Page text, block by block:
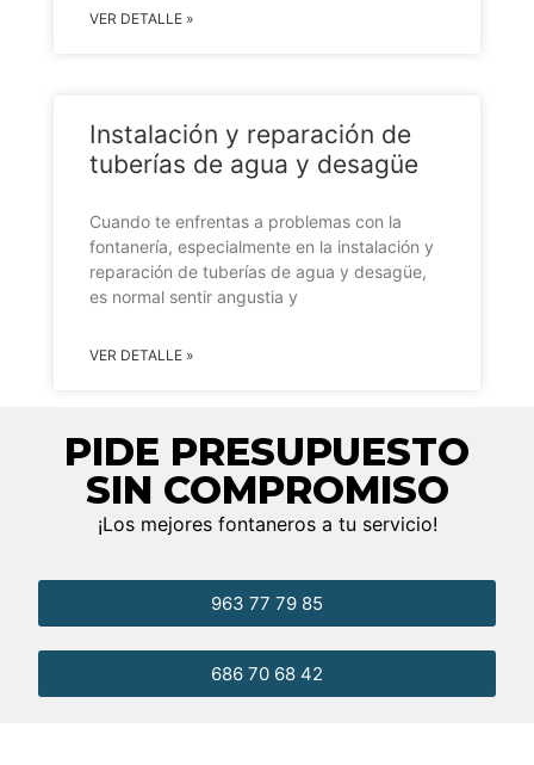
VER DETALLE »
Instalación y reparación de
tuberías de agua y desagüe
Cuando te enfrentas a problemas con la
fontanería, especialmente en la instalación y
reparación de tuberías de agua y desagüe,
es normal sentir angustia y
VER DETALLE »
PIDE PRESUPUESTO
SIN COMPROMISO
¡Los mejores fontaneros a tu servicio!
686 70 68 42
963 77 79 85